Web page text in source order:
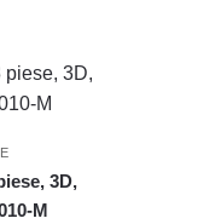
3D,
M